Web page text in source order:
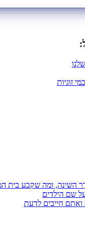
זוגיות
השינה, ומה שקבע בית
שם הילדים
חייבים לדעת